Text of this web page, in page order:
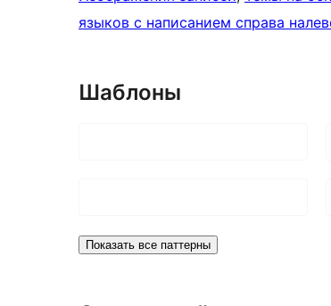
языков с написанием справа
Шаблоны
Показать все паттерны